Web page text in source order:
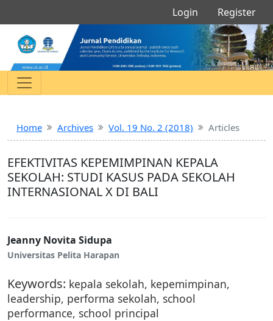
Login Register
Home Archives Vol. 19 No. 2 (2018) Articles
EFEKTIVITAS KEPEMIMPINAN KEPALA
SEKOLAH: STUDI KASUS PADA SEKOLAH
INTERNASIONAL X DI BALI
Jeanny Novita Sidupa
Universitas Pelita Harapan
Keywords: kepala sekolah, kepemimpinan,
leadership, performa sekolah, school
performance, school principal